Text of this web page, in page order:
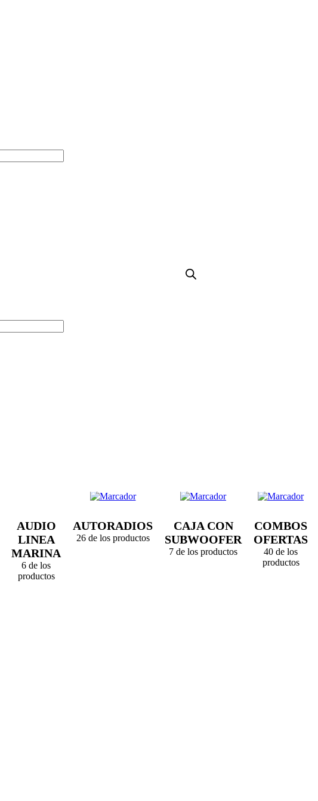
AUDIO
LINEA
MARINA
6 de los
productos
AUTORADIOS
26 de los productos
CAJA CON
SUBWOOFER
7 de los productos
COMBOS
OFERTAS
40 de los
productos